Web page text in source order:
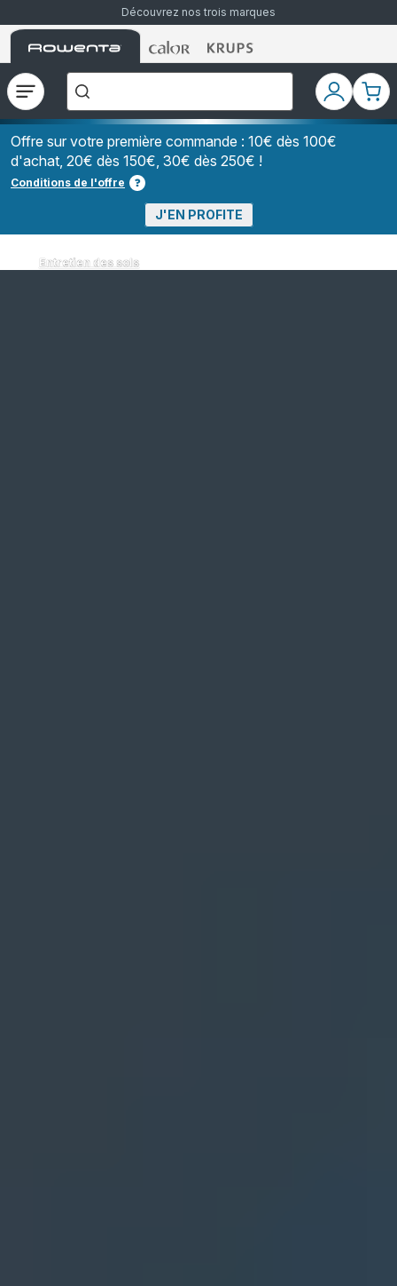
Découvrez nos trois marques
Accueil
Rowenta
Accueil
Rowenta
Accueil
Rowenta
Ouvrir
le
menu
recherchez-
vous
?","Aspirateurs
à
Grains","Centrales
Vapeurs","Sèche
Cheveux"]
Mon
compte
Mon
Offre sur votre première commande : 10€ dès 100€
d'achat, 20€ dès 150€, 30€ dès 250€ !
Conditions de l'offre
J'EN PROFITE
Entretien des sols